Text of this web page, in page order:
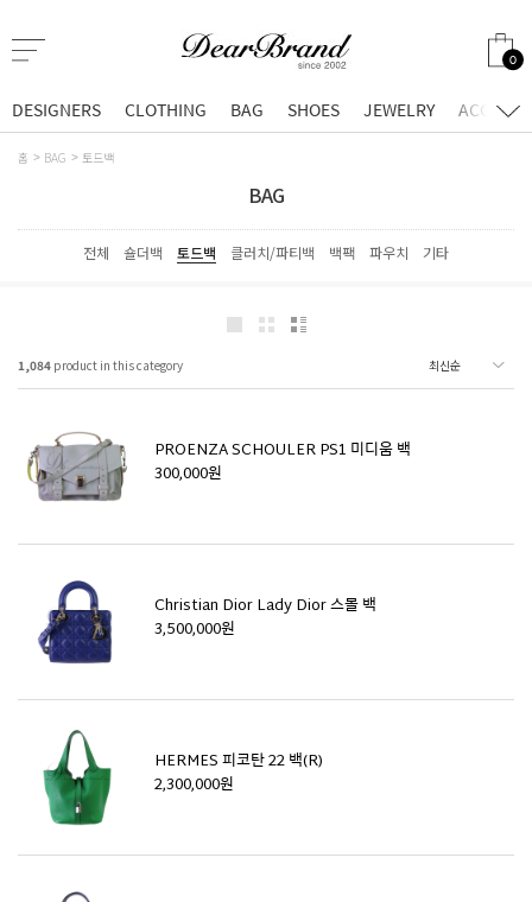
0
DESIGNERS CLOTHING BAG SHOES JEWELRY
홈 BAG 토드백
BAG
전체 숄더백 토드백 클러치/파티백 백팩 파우치 기타
1,084 product in this category
PROENZA SCHOULER PS1 미디움 백
300,000원
Christian Dior Lady Dior 스몰 백
3,500,000원
HERMES 피코탄 22 백(R)
2,300,000원